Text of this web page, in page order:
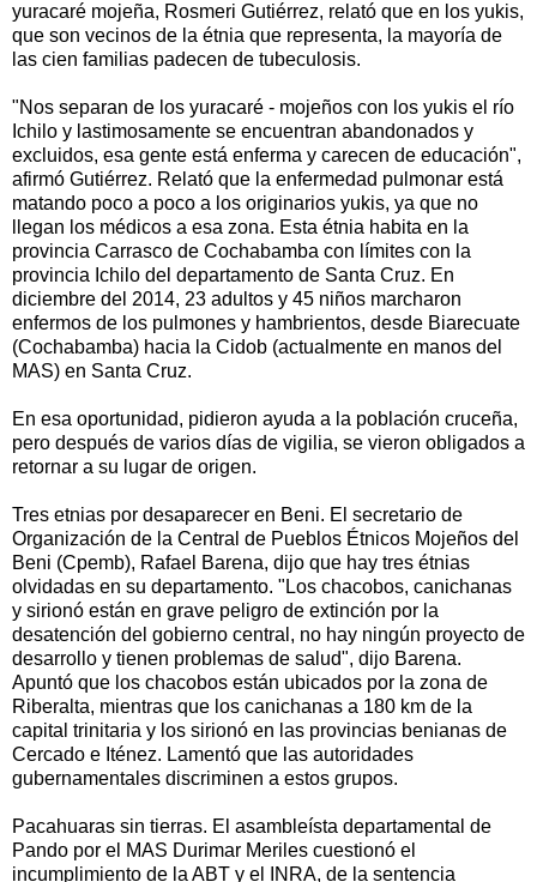
yuracaré mojeña, Rosmeri Gutiérrez, relató que en los yukis,
que son vecinos de la étnia que representa, la mayoría de
las cien familias padecen de tubeculosis.
"Nos separan de los yuracaré - mojeños con los yukis el río
Ichilo y lastimosamente se encuentran abandonados y
excluidos, esa gente está enferma y carecen de educación",
afirmó Gutiérrez. Relató que la enfermedad pulmonar está
matando poco a poco a los originarios yukis, ya que no
llegan los médicos a esa zona. Esta étnia habita en la
provincia Carrasco de Cochabamba con límites con la
provincia Ichilo del departamento de Santa Cruz. En
diciembre del 2014, 23 adultos y 45 niños marcharon
enfermos de los pulmones y hambrientos, desde Biarecuate
(Cochabamba) hacia la Cidob (actualmente en manos del
MAS) en Santa Cruz.
En esa oportunidad, pidieron ayuda a la población cruceña,
pero después de varios días de vigilia, se vieron obligados a
retornar a su lugar de origen.
Tres etnias por desaparecer en Beni. El secretario de
Organización de la Central de Pueblos Étnicos Mojeños del
Beni (Cpemb), Rafael Barena, dijo que hay tres étnias
olvidadas en su departamento. "Los chacobos, canichanas
y sirionó están en grave peligro de extinción por la
desatención del gobierno central, no hay ningún proyecto de
desarrollo y tienen problemas de salud", dijo Barena.
Apuntó que los chacobos están ubicados por la zona de
Riberalta, mientras que los canichanas a 180 km de la
capital trinitaria y los sirionó en las provincias benianas de
Cercado e Iténez. Lamentó que las autoridades
gubernamentales discriminen a estos grupos.
Pacahuaras sin tierras. El asambleísta departamental de
Pando por el MAS Durimar Meriles cuestionó el
incumplimiento de la ABT y el INRA, de la sentencia